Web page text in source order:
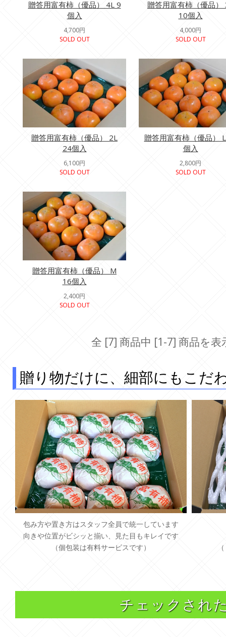
贈答用富有柿（優品） 4L 9
個入
4,700円
SOLD OUT
贈答用富有柿（優品）
10個入
4,000円
SOLD OUT
贈答用富有柿（優品） 2L
24個入
6,100円
SOLD OUT
贈答用富有柿（優品）
個入
2,800円
SOLD OUT
贈答用富有柿（優品） M
16個入
2,400円
SOLD OUT
全 [7] 商品中 [1-7] 商品を
贈り物だけに、細部にもこだ
包み方や置き方はスタッフ全員で統一しています
向きや位置がビシッと揃い、見た目もキレイです
（個包装は有料サービスです）
チェックされ